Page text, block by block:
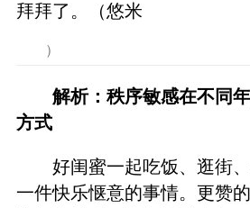
拜拜了。（悠米
）
解析：秩序敏感在不同
方式
好闺蜜一起吃饭、逛街
一件快乐惬意的事情。更赞